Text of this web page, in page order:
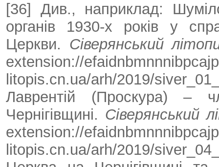
[36] Див., наприклад:
органів 1930-х років у
Церкви. Сіверянський
extension://
litopis.cn.ua/arh/2019/
Лаврентій (Проскура) –
Чернігівщині. Сіверянський
extension://
litopis.cn.ua/arh/2019/